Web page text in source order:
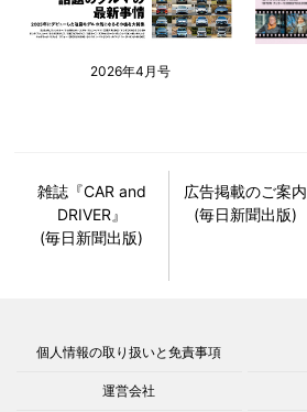
2026年4月号
雑誌『CAR and
DRIVER』
(毎日新聞出版)
広告掲載のご案内
(毎日新聞出版)
個人情報の取り扱いと免責事項
運営会社